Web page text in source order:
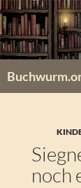
Zum
Inhalt
springen
noch